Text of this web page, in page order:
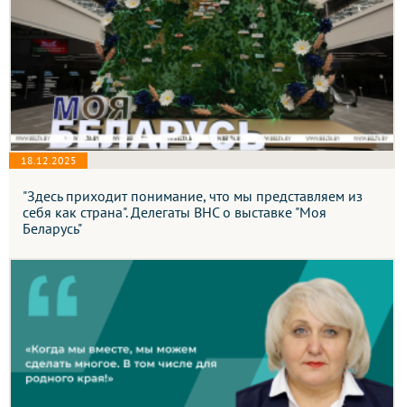
18.12.2025
"Здесь приходит понимание, что мы представляем из
себя как страна". Делегаты ВНС о выставке "Моя
Беларусь"